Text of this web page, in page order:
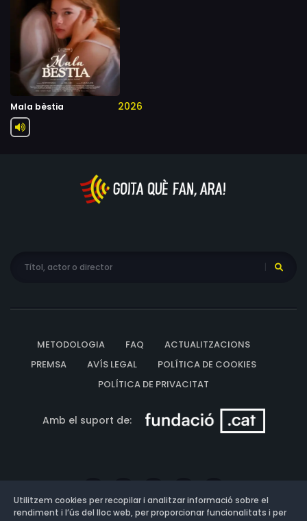
Mala bèstia 2026
METODOLOGIA FAQ
ACTUALITZACIONS
PREMSA
AVÍS LEGAL
POLÍTICA DE COOKIES
POLÍTICA DE PRIVACITAT
Amb el suport de:
Utilitzem cookies per recopilar i analitzar informació sobre el
rendiment i l’ús del lloc web, per proporcionar funcionalitats i per